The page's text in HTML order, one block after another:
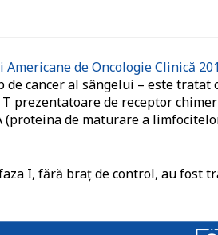
de Oncologie Clinică
cancer al sângelui – este tratat
prezentatoare de receptor
(proteina de maturare a
I, fără braț de control, au fost